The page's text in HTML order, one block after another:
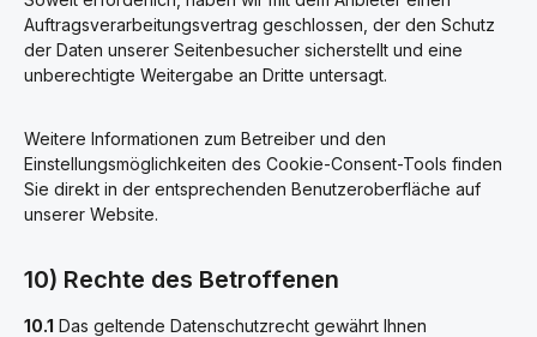
Auftragsverarbeitungsvertrag geschlossen, der den Schutz
der Daten unserer Seitenbesucher sicherstellt und eine
unberechtigte Weitergabe an Dritte untersagt.
Weitere Informationen zum Betreiber und den
Einstellungsmöglichkeiten des Cookie-Consent-Tools finden
Sie direkt in der entsprechenden Benutzeroberfläche auf
unserer Website.
10) Rechte des Betroffenen
10.1 Das geltende Datenschutzrecht gewährt Ihnen